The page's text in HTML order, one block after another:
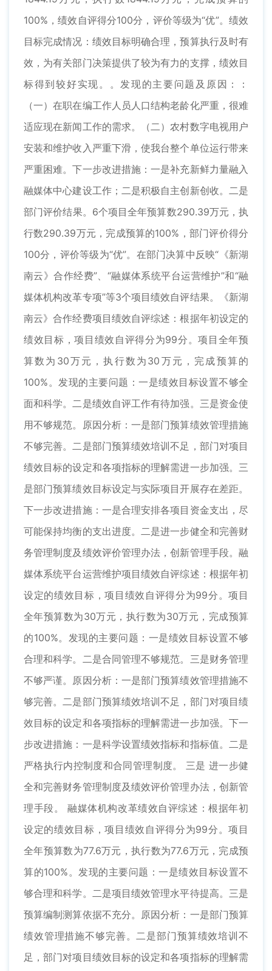
100%，绩效自评得分100分，评价等级为“优”。绩效
目标完成情况：绩效目标明确合理，预算执行及时有
效，为有关部门决策提供了较为有力的支撑，绩效目
标得到较好实现。。发现的主要问题及原因：：
（一）在职在编工作人员人口结构老龄化严重，很难
适应现在新闻工作的需求。（二）农村数字电视用户
安装和维护收入严重下滑，使我台整个单位运行带来
严重困难。下一步改进措施：一是补充新鲜力量融入
融媒体中心建设工作；二是积极自主创新创收。二是
部门评价结果。6个项目全年预算数290.39万元，执
行数290.39万元，完成预算的100%，部门评价得分
100分，评价等级为“优”。在部门决算中反映“《新湖
南云》合作经费”、“融媒体系统平台运营维护”和“融
媒体机构改革专项”等3个项目绩效自评结果。《新湖
南云》合作经费项目绩效自评综述：根据年初设定的
绩效目标，项目绩效自评得分为99分。项目全年预
算数为30万元，执行数为30万元，完成预算的
100%。发现的主要问题：一是绩效目标设置不够全
面和科学。二是绩效自评工作有待加强。三是资金使
用不够规范。原因分析：一是部门预算绩效管理措施
不够完善。二是部门预算绩效培训不足，部门对项目
绩效目标的设定和各项指标的理解需进一步加强。三
是部门预算绩效目标设定与实际项目开展存在差距。
下一步改进措施：一是合理安排各项目资金支出，尽
可能保持均衡的支出进度。二是进一步健全和完善财
务管理制度及绩效评价管理办法，创新管理手段。融
媒体系统平台运营维护项目绩效自评综述：根据年初
设定的绩效目标，项目绩效自评得分为99分。项目
全年预算数为30万元，执行数为30万元，完成预算
的100%。发现的主要问题：一是绩效目标设置不够
合理和科学。二是合同管理不够规范。三是财务管理
不够严谨。原因分析：一是部门预算绩效管理措施不
够完善。二是部门预算绩效培训不足，部门对项目绩
效目标的设定和各项指标的理解需进一步加强。下一
步改进措施：一是科学设置绩效指标和指标值。二是
严格执行内控制度和合同管理制度。 三是 进一步健
全和完善财务管理制度及绩效评价管理办法，创新管
理手段。 融媒体机构改革绩效自评综述：根据年初
设定的绩效目标，项目绩效自评得分为99分。项目
全年预算数为77.6万元，执行数为77.6万元，完成预
算的100%。发现的主要问题：一是绩效目标设置不
够合理和科学。二是项目绩效管理水平待提高。三是
预算编制测算依据不充分。原因分析：一是部门预算
绩效管理措施不够完善。二是部门预算绩效培训不
足，部门对项目绩效目标的设定和各项指标的理解需